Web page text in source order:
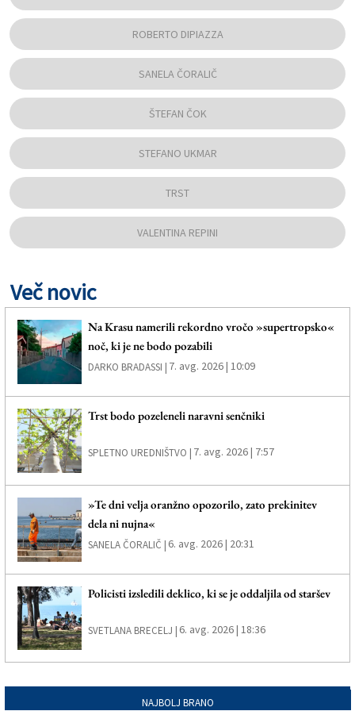
ROBERTO DIPIAZZA
SANELA ČORALIČ
ŠTEFAN ČOK
STEFANO UKMAR
TRST
VALENTINA REPINI
Več novic
Na Krasu namerili rekordno vročo »supertropsko«
noč, ki je ne bodo pozabili
DARKO BRADASSI | 7. avg. 2026 | 10:09
Trst bodo pozeleneli naravni senčniki
SPLETNO UREDNIŠTVO | 7. avg. 2026 | 7:57
»Te dni velja oranžno opozorilo, zato prekinitev
dela ni nujna«
SANELA ČORALIČ | 6. avg. 2026 | 20:31
Policisti izsledili deklico, ki se je oddaljila od staršev
SVETLANA BRECELJ | 6. avg. 2026 | 18:36
NAJBOLJ BRANO